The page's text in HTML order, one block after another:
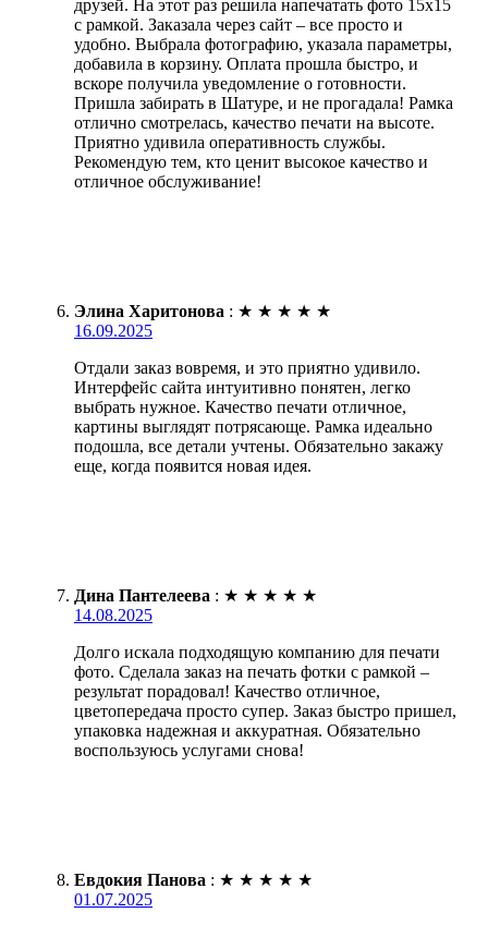
друзей. На этот раз решила напечатать фото 15х15
с рамкой. Заказала через сайт – все просто и
удобно. Выбрала фотографию, указала параметры,
добавила в корзину. Оплата прошла быстро, и
вскоре получила уведомление о готовности.
Пришла забирать в Шатуре, и не прогадала! Рамка
отлично смотрелась, качество печати на высоте.
Приятно удивила оперативность службы.
Рекомендую тем, кто ценит высокое качество и
отличное обслуживание!
Элина Харитонова : ★ ★ ★ ★ ★
16.09.2025
Отдали заказ вовремя, и это приятно удивило.
Интерфейс сайта интуитивно понятен, легко
выбрать нужное. Качество печати отличное,
картины выглядят потрясающе. Рамка идеально
подошла, все детали учтены. Обязательно закажу
еще, когда появится новая идея.
Дина Пантелеева : ★ ★ ★ ★ ★
14.08.2025
Долго искала подходящую компанию для печати
фото. Сделала заказ на печать фотки с рамкой –
результат порадовал! Качество отличное,
цветопередача просто супер. Заказ быстро пришел,
упаковка надежная и аккуратная. Обязательно
воспользуюсь услугами снова!
Евдокия Панова : ★ ★ ★ ★ ★
01.07.2025